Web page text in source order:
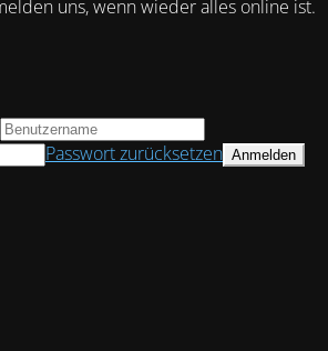
uns, wenn wieder alles online ist.
Passwort zurücksetzen